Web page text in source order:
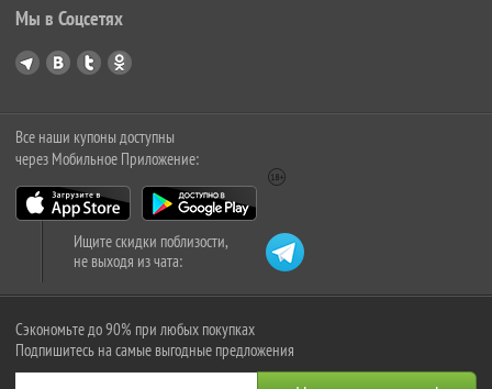
Мы в Соцсетях
Все наши купоны доступны
через Мобильное Приложение:
Ищите скидки поблизости,
не выходя из чата:
Сэкономьте до 90% при любых покупках
Подпишитесь на самые выгодные предложения